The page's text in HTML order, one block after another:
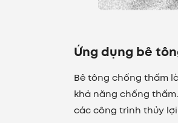
Ứng dụng bê
Bê tông chống thấm
khả năng chống
các công trình thủy